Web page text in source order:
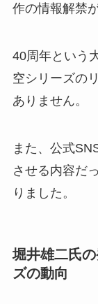
作の情報解禁
40周年という
空シリーズの
ありません。
また、公式
させる内容だ
りました。
堀井雄二氏
ズの動向